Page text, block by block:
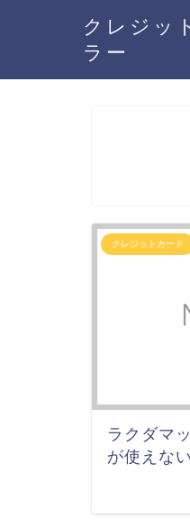
クレジッ
ラー
クレジットカード
ラクダマ
が使えな